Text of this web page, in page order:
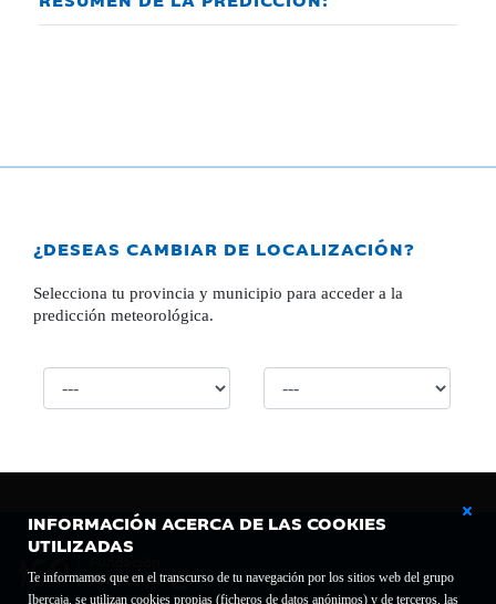
INFORMACIÓN ACERCA DE LAS COOKIES
UTILIZADAS
Te informamos que en el transcurso de tu navegación por los sitios web del grupo
Ibercaja, se utilizan cookies propias (ficheros de datos anónimos) y de terceros, las
¿DESEAS CAMBIAR DE LOCALIZACIÓN?
Selecciona tu provincia y municipio para acceder a la
predicción meteorológica.